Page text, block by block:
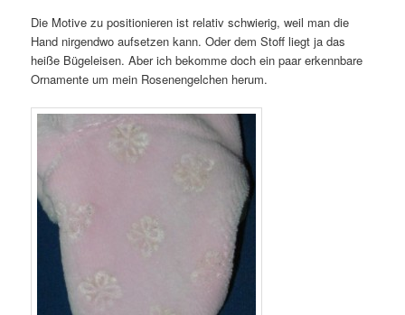
Die Motive zu positionieren ist relativ schwierig, weil man die
Hand nirgendwo aufsetzen kann. Oder dem Stoff liegt ja das
heiße Bügeleisen. Aber ich bekomme doch ein paar erkennbare
Ornamente um mein Rosenengelchen herum.